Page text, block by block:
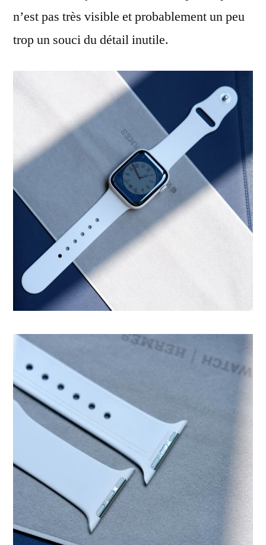
n’est pas très visible et probablement un peu
trop un souci du détail inutile.